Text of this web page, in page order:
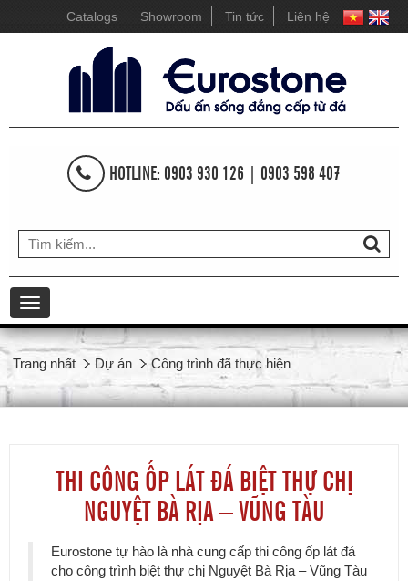
Catalogs Showroom Tin tức Liên hệ
HOTLINE: 0903 930 126 | 0903 598 407
Toggle
navigation
Trang nhất Dự án Công trình đã thực hiện
THI CÔNG ỐP LÁT ĐÁ BIỆT THỰ CHỊ
NGUYỆT BÀ RỊA – VŨNG TÀU
Eurostone tự hào là nhà cung cấp thi công ốp lát đá
cho công trình biệt thự chị Nguyệt Bà Rịa – Vũng Tàu